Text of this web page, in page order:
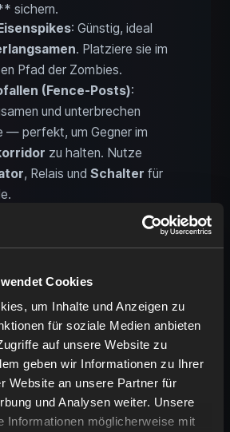
Cookies
um Inhalte und Anzeigen zu
für soziale Medien anbieten
auf unsere Website zu
geben wir Informationen zu Ihrer
Website an unsere Partner für
und Analysen weiter. Unsere
Informationen möglicherweise mit
sichern.
: Günstig, ideal
. Platziere sie im
Pfad der Zombies.
(Fence-Posts):
und unterbrechen
— perfekt, um Gegner im
zu halten. Nutze
, Relais und Schalter für
: Hoher Schaden auf
entzünden. Markiere
und sichere Fluchtwege.
inKreisenmit Not-
und repariere zwischen